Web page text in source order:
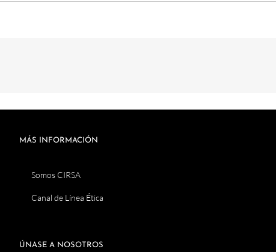
MÁS INFORMACIÓN
Somos CIRSA
Canal de Línea Ética
ÚNASE A NOSOTROS